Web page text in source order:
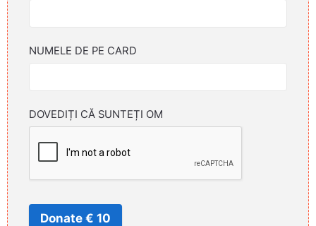
NUMELE DE PE CARD
DOVEDIȚI CĂ SUNTEȚI OM
Donate € 10